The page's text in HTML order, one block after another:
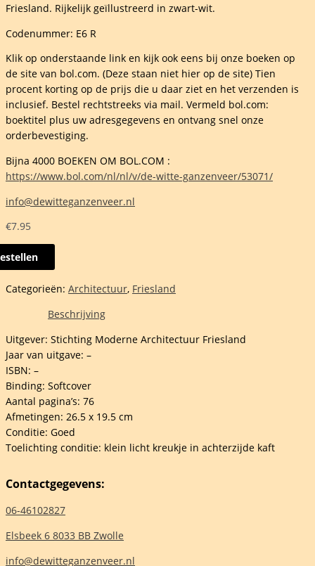
Friesland. Rijkelijk geïllustreerd in zwart-wit.
Codenummer: E6 R
Klik op onderstaande link en kijk ook eens bij onze boeken op
de site van bol.com. (Deze staan niet hier op de site) Tien
procent korting op de prijs die u daar ziet en het verzenden is
inclusief. Bestel rechtstreeks via mail. Vermeld bol.com:
boektitel plus uw adresgegevens en ontvang snel onze
orderbevestiging.
Bijna 4000 BOEKEN OM BOL.COM :
https://www.bol.com/nl/nl/v/de-witte-ganzenveer/53071/
info@dewitteganzenveer.nl
€7.95
Categorieën: Architectuur, Friesland
Beschrijving
Uitgever: Stichting Moderne Architectuur Friesland
Jaar van uitgave: –
ISBN: –
Binding: Softcover
Aantal pagina’s: 76
Afmetingen: 26.5 x 19.5 cm
Conditie: Goed
Toelichting conditie: klein licht kreukje in achterzijde kaft
Contactgegevens:
06-46102827
Elsbeek 6 8033 BB Zwolle
info@dewitteganzenveer.nl